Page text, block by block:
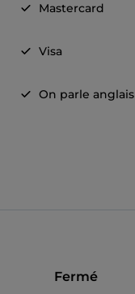
Mastercard
Visa
On parle anglais
Fermé